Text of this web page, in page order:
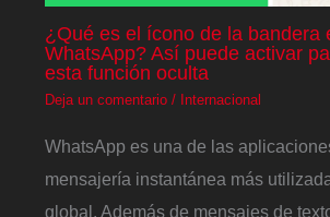
¿Qué es el ícono de la bandera
WhatsApp? Así puede activar
esta función oculta
Deja un comentario / Internacional
WhatsApp es una de las
mensajería instantánea más
global. Además de mensajes de